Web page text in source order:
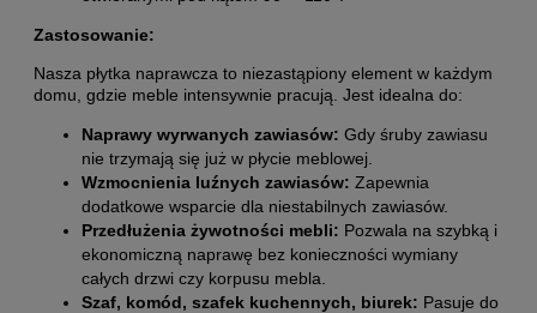
Zastosowanie:
Nasza płytka naprawcza to niezastąpiony element w każdym
domu, gdzie meble intensywnie pracują. Jest idealna do:
Naprawy wyrwanych zawiasów: Gdy śruby zawiasu
nie trzymają się już w płycie meblowej.
Wzmocnienia luźnych zawiasów: Zapewnia
dodatkowe wsparcie dla niestabilnych zawiasów.
Przedłużenia żywotności mebli: Pozwala na szybką i
ekonomiczną naprawę bez konieczności wymiany
całych drzwi czy korpusu mebla.
Szaf, komód, szafek kuchennych, biurek: Pasuje do